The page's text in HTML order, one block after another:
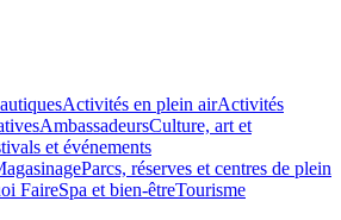
Activités en plein airActivités
AmbassadeursCulture, art et
et événements
Parcs, réserves et centres de plein
FaireSpa et bien-êtreTourisme